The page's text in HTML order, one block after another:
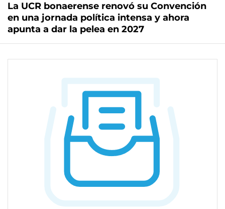
La UCR bonaerense renovó su Convención
en una jornada política intensa y ahora
apunta a dar la pelea en 2027